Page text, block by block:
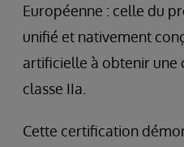
Européenne : celle du
unifié et nativement
artificielle à obtenir une
classe IIa.
Cette certification